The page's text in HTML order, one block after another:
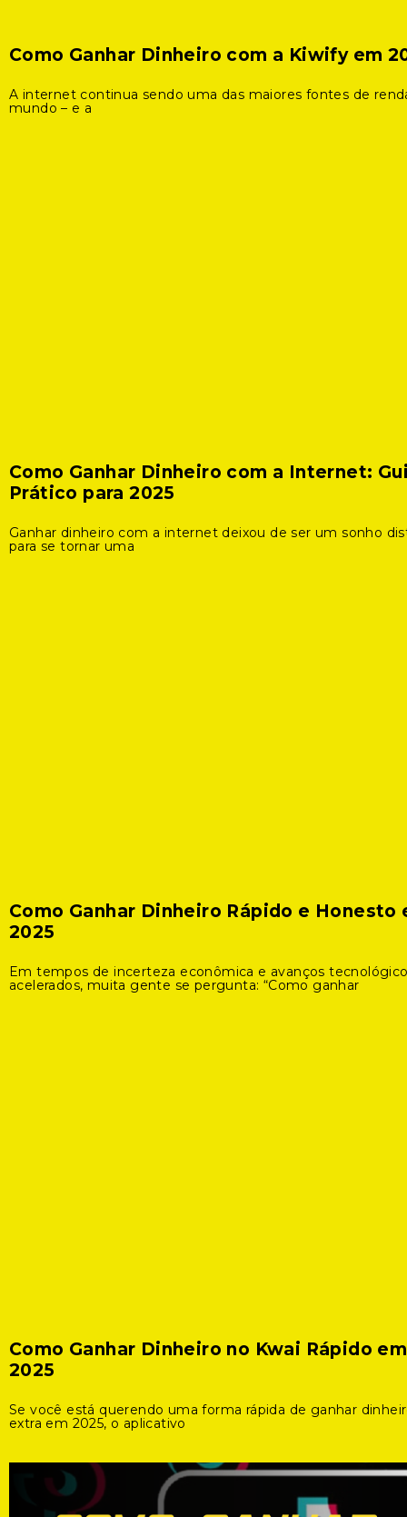
Como Ganhar Dinheiro com a Kiwify em
A internet continua sendo uma das maiores fontes de
mundo – e a
Como Ganhar Dinheiro com a Internet:
Prático para 2025
Ganhar dinheiro com a internet deixou de ser um sonho
para se tornar uma
Como Ganhar Dinheiro Rápido e Honesto
2025
Em tempos de incerteza econômica e avanços
acelerados, muita gente se pergunta: “Como ganhar
Como Ganhar Dinheiro no Kwai Rápido em
2025
Se você está querendo uma forma rápida de ganhar
extra em 2025, o aplicativo